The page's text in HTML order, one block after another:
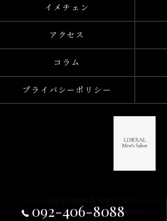
092-406-8088
イメチェン
アクセス
コラム
プライバシーポリシー
© 2026 美容室は福岡県天神のLIBERAL
RESERVED.